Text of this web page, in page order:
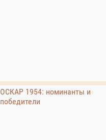
ОСКАР 1954: номинанты и
победители